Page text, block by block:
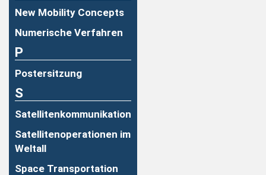
New Mobility Concepts
Numerische Verfahren
P
Postersitzung
S
Satellitenkommunikation
Satellitenoperationen im
Weltall
Space Transportation